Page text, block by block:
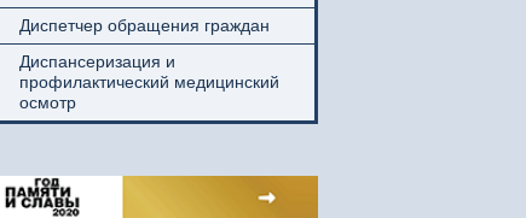
Диспетчер обращения граждан
Диспансеризация и
профилактический медицинский
осмотр